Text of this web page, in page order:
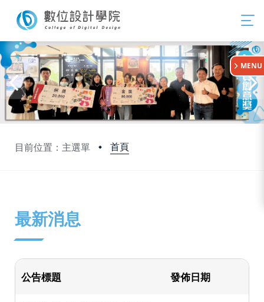
目前位置：主選單 首頁
:::
MENU
最新消息
公告標題 發佈日期